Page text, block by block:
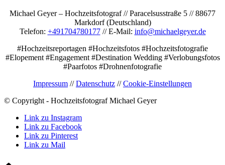
Michael Geyer – Hochzeitsfotograf // Paracelsusstraße 5 // 88677
Markdorf (Deutschland)
Telefon: +491704780177// E-Mail: info@michaelgeyer.de
#Hochzeitsreportagen #Hochzeitsfotos #Hochzeitsfotografie
#Elopement #Engagement #Destination Wedding #Verlobungsfotos
#Paarfotos #Drohnenfotografie
Impressum //Datenschutz //Cookie-Einstellungen
© Copyright - Hochzeitsfotograf Michael Geyer
Link zu Instagram
Link zu Facebook
Link zu Pinterest
Link zu Mail